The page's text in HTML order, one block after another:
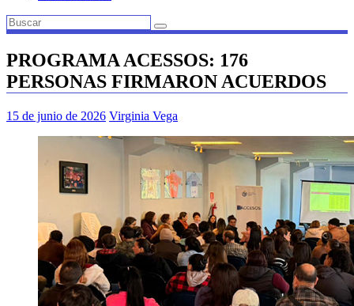
PROGRAMA ACESSOS: 176
PERSONAS FIRMARON ACUERDOS
15 de junio de 2026 Virginia Vega